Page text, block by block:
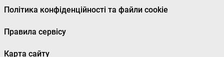
Політика конфіденційності та файли cookie
Правила сервісу
Карта сайту